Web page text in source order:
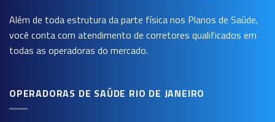
Além de toda estrutura da parte física nos Planos de Saúde,
você conta com atendimento de corretores qualificados em
todas as operadoras do mercado.
OPERADORAS DE SAÚDE RIO DE JANEIRO